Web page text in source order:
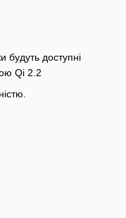
будуть доступні
Qi 2.2